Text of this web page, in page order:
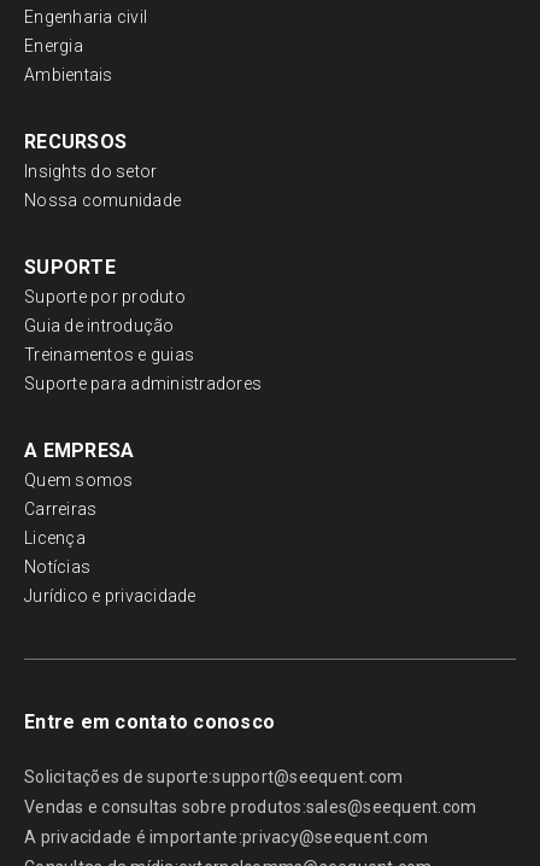
Engenharia civil
Energia
Ambientais
RECURSOS
Insights do setor
Nossa comunidade
SUPORTE
Suporte por produto
Guia de introdução
Treinamentos e guias
Suporte para administradores
A EMPRESA
Quem somos
Carreiras
Licença
Notícias
Jurídico e privacidade
Entre em contato conosco
Solicitações de suporte:support@seequent.com
Vendas e consultas sobre produtos:sales@seequent.com
A privacidade é importante:privacy@seequent.com